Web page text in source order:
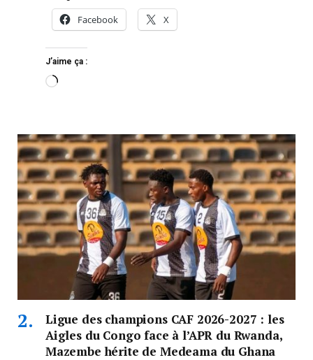
Facebook X
J’aime ça :
Ligue des champions CAF 2026-2027 : les
Aigles du Congo face à l’APR du Rwanda,
Mazembe hérite de Medeama du Ghana